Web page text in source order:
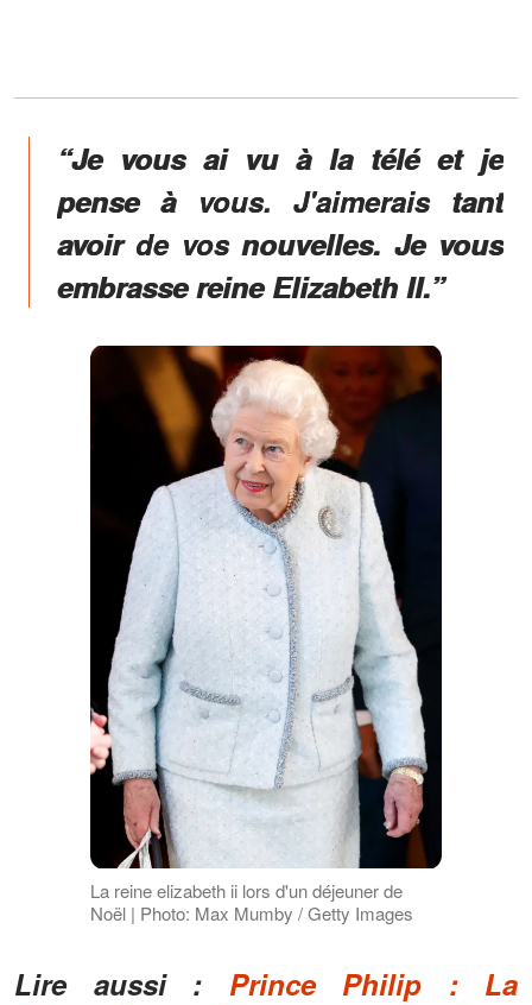
“Je vous ai vu à la télé et je
pense à vous. J'aimerais tant
avoir de vos nouvelles. Je vous
embrasse reine Elizabeth II.”
La reine elizabeth ii lors d'un déjeuner de
Noël | Photo: Max Mumby / Getty Images
Lire aussi : Prince Philip : La